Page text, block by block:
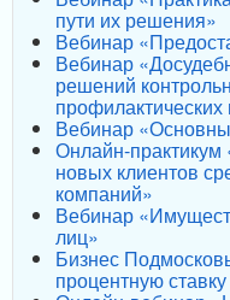
пути их решения»
Вебинар
Вебинар
решений
профилактических
Вебинар
Онлайн-практикум
новых клиентов
компаний»
Вебинар
лиц»
Бизнес
процентную